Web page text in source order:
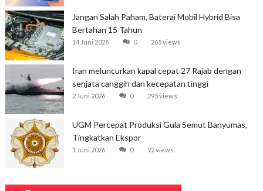
Jangan Salah Paham, Baterai Mobil Hybrid Bisa
Bertahan 15 Tahun
14 Juni 2026 0 265 views
Iran meluncurkan kapal cepat 27 Rajab dengan
senjata canggih dan kecepatan tinggi
2 Juni 2026 0 295 views
UGM Percepat Produksi Gula Semut Banyumas,
Tingkatkan Ekspor
1 Juni 2026 0 92 views